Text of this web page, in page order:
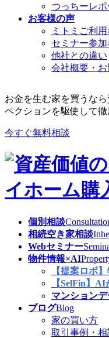
つっちーレポ
お客様の声
ミトミご利
セミナー参
他社との違い
会社概要・
お金を生む家を買うな
ペクションを駆使して徹
今すぐ無料相談
個別相談
相続空き家相談
Webセミナー
物件情報×AI
【提案ロボ
【SelFin】
マンション
ブログBlog
家の買い方
取引事例・相